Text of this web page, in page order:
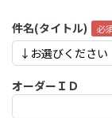
件名(タイトル)
オーダーＩＤ